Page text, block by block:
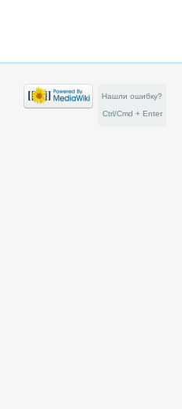
Нашли ошибку?
Ctrl/Cmd + Enter